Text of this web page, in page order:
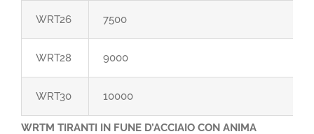
WRT26 7500
WRT28 9000
WRT30 10000
WRTM TIRANTI IN FUNE D’ACCIAIO CON ANIMA